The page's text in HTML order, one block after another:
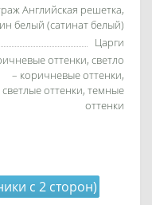
Английская решетка,
белый (сатинат белый)
Царги
оттенки, светло
– коричневые оттенки,
светлые оттенки, темные
оттенки
с 2 сторон)